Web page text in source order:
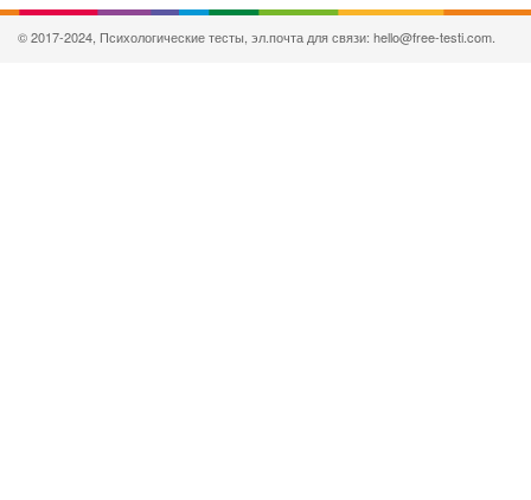
© 2017-2024, Психологические тесты, эл.почта для связи: hello@free-testi.com.